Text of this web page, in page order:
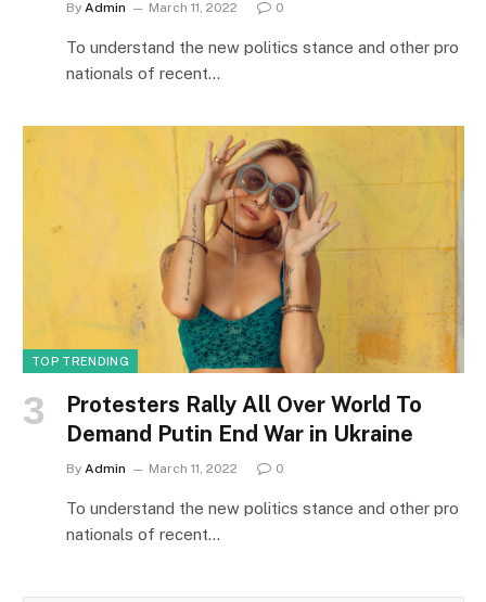
By Admin March 11, 2022 0
To understand the new politics stance and other pro
nationals of recent…
TOP TRENDING
Protesters Rally All Over World To
Demand Putin End War in Ukraine
By Admin March 11, 2022 0
To understand the new politics stance and other pro
nationals of recent…